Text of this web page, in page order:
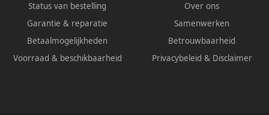
Status van bestelling
Garantie & reparatie
Betaalmogelijkheden
Voorraad & beschikbaarheid
Over ons
Samenwerken
Betrouwbaarheid
Privacybeleid & Disclaimer